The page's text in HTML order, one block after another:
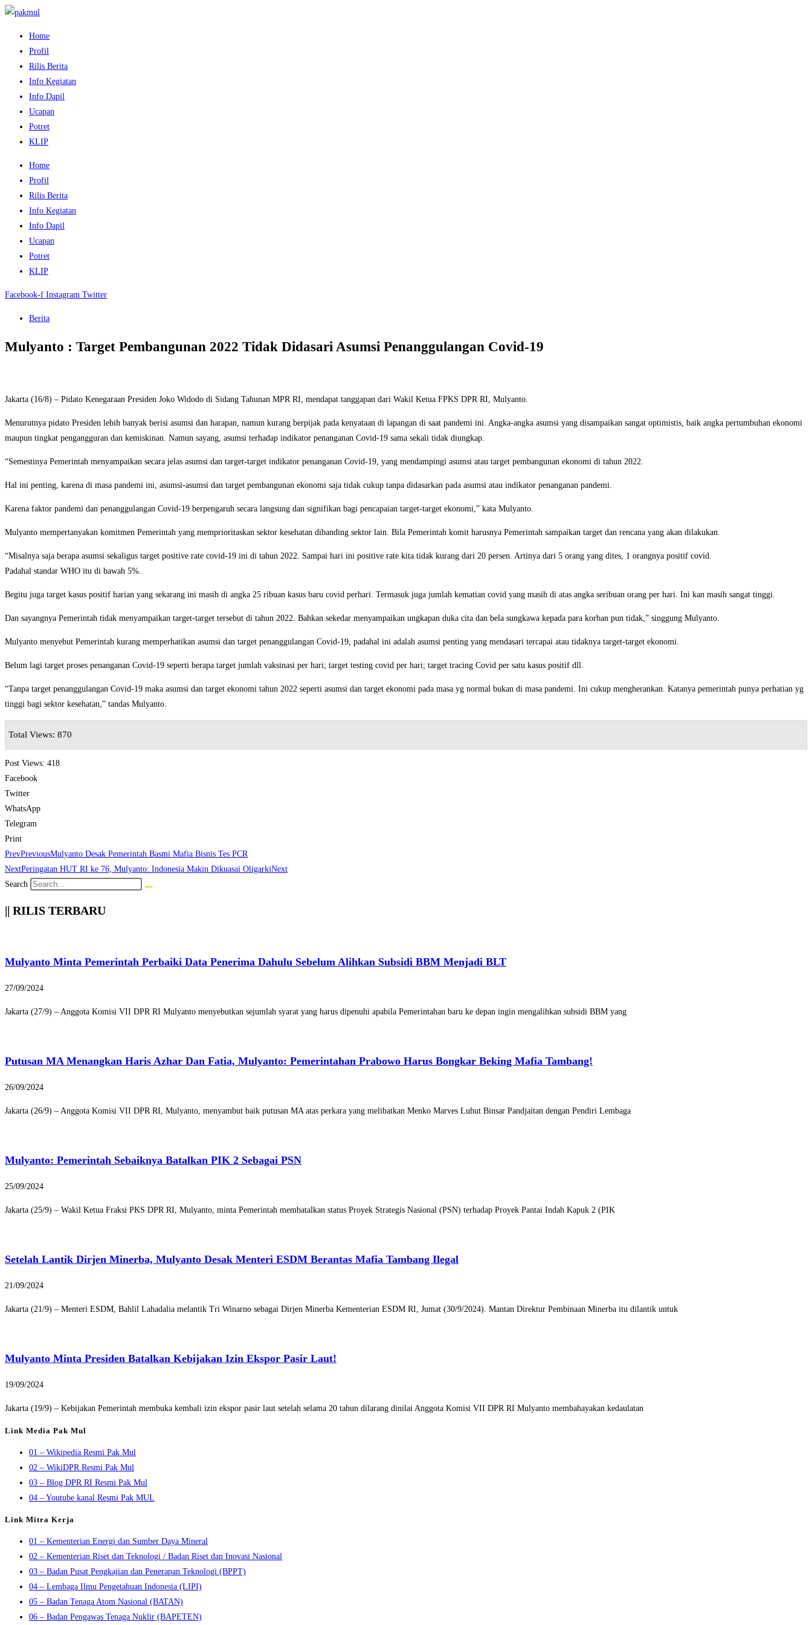
Home
Profil
Rilis Berita
Info Kegiatan
Info Dapil
Ucapan
Potret
KLIP
Home
Profil
Rilis Berita
Info Kegiatan
Info Dapil
Ucapan
Potret
KLIP
Facebook-f Instagram Twitter
Berita
Mulyanto : Target Pembangunan 2022 Tidak Didasari Asumsi Penanggulangan Covid-19
Jakarta (16/8) – Pidato Kenegaraan Presiden Joko Widodo di Sidang Tahunan MPR RI, mendapat tanggapan dari Wakil Ketua FPKS DPR RI, Mulyanto.
Menurutnya pidato Presiden lebih banyak berisi asumsi dan harapan, namun kurang berpijak pada kenyataan di lapangan di saat pandemi ini. Angka-angka asumsi yang disampaikan sangat optimistis, baik angka pertumbuhan ekonomi
maupun tingkat pengangguran dan kemiskinan. Namun sayang, asumsi terhadap indikator penanganan Covid-19 sama sekali tidak diungkap.
“Semestinya Pemerintah menyampaikan secara jelas asumsi dan target-target indikator penanganan Covid-19, yang mendampingi asumsi atau target pembangunan ekonomi di tahun 2022.
Hal ini penting, karena di masa pandemi ini, asumsi-asumsi dan target pembangunan ekonomi saja tidak cukup tanpa didasarkan pada asumsi atau indikator penanganan pandemi.
Karena faktor pandemi dan penanggulangan Covid-19 berpengaruh secara langsung dan signifikan bagi pencapaian target-target ekonomi,” kata Mulyanto.
Mulyanto mempertanyakan komitmen Pemerintah yang memprioritaskan sektor kesehatan dibanding sektor lain. Bila Pemerintah komit harusnya Pemerintah sampaikan target dan rencana yang akan dilakukan.
“Misalnya saja berapa asumsi sekaligus target positive rate covid-19 ini di tahun 2022. Sampai hari ini positive rate kita tidak kurang dari 20 persen. Artinya dari 5 orang yang dites, 1 orangnya positif covid.
Padahal standar WHO itu di bawah 5%.
Begitu juga target kasus positif harian yang sekarang ini masih di angka 25 ribuan kasus baru covid perhari. Termasuk juga jumlah kematian covid yang masih di atas angka seribuan orang per hari. Ini kan masih sangat tinggi.
Dan sayangnya Pemerintah tidak menyampaikan target-target tersebut di tahun 2022. Bahkan sekedar menyampaikan ungkapan duka cita dan bela sungkawa kepada para korban pun tidak,” singgung Mulyanto.
Mulyanto menyebut Pemerintah kurang memperhatikan asumsi dan target penanggulangan Covid-19, padahal ini adalah asumsi penting yang mendasari tercapai atau tidaknya target-target ekonomi.
Belum lagi target proses penanganan Covid-19 seperti berapa target jumlah vaksinasi per hari; target testing covid per hari; target tracing Covid per satu kasus positif dll.
“Tanpa target penanggulangan Covid-19 maka asumsi dan target ekonomi tahun 2022 seperti asumsi dan target ekonomi pada masa yg normal bukan di masa pandemi. Ini cukup mengherankan. Katanya pemerintah punya perhatian yg
tinggi bagi sektor kesehatan,” tandas Mulyanto.
Total Views: 870
Post Views: 418
Facebook
Twitter
WhatsApp
Telegram
Print
PrevPreviousMulyanto Desak Pemerintah Basmi Mafia Bisnis Tes PCR
NextPeringatan HUT RI ke 76, Mulyanto: Indonesia Makin Dikuasai OligarkiNext
Search
|| RILIS TERBARU
Mulyanto Minta Pemerintah Perbaiki Data Penerima Dahulu Sebelum Alihkan Subsidi BBM Menjadi BLT
27/09/2024
Jakarta (27/9) – Anggota Komisi VII DPR RI Mulyanto menyebutkan sejumlah syarat yang harus dipenuhi apabila Pemerintahan baru ke depan ingin mengalihkan subsidi BBM yang
Putusan MA Menangkan Haris Azhar Dan Fatia, Mulyanto: Pemerintahan Prabowo Harus Bongkar Beking Mafia Tambang!
26/09/2024
Jakarta (26/9) – Anggota Komisi VII DPR RI, Mulyanto, menyambut baik putusan MA atas perkara yang melibatkan Menko Marves Luhut Binsar Pandjaitan dengan Pendiri Lembaga
Mulyanto: Pemerintah Sebaiknya Batalkan PIK 2 Sebagai PSN
25/09/2024
Jakarta (25/9) – Wakil Ketua Fraksi PKS DPR RI, Mulyanto, minta Pemerintah membatalkan status Proyek Strategis Nasional (PSN) terhadap Proyek Pantai Indah Kapuk 2 (PIK
Setelah Lantik Dirjen Minerba, Mulyanto Desak Menteri ESDM Berantas Mafia Tambang Ilegal
21/09/2024
Jakarta (21/9) – Menteri ESDM, Bahlil Lahadalia melantik Tri Winarno sebagai Dirjen Minerba Kementerian ESDM RI, Jumat (30/9/2024). Mantan Direktur Pembinaan Minerba itu dilantik untuk
Mulyanto Minta Presiden Batalkan Kebijakan Izin Ekspor Pasir Laut!
19/09/2024
Jakarta (19/9) – Kebijakan Pemerintah membuka kembali izin ekspor pasir laut setelah selama 20 tahun dilarang dinilai Anggota Komisi VII DPR RI Mulyanto membahayakan kedaulatan
Link Media Pak Mul
01 – Wikipedia Resmi Pak Mul
02 – WikiDPR Resmi Pak Mul
03 – Blog DPR RI Resmi Pak Mul
04 – Youtube kanal Resmi Pak MUL
Link Mitra Kerja
01 – Kementerian Energi dan Sumber Daya Mineral
02 – Kementerian Riset dan Teknologi / Badan Riset dan Inovasi Nasional
03 – Badan Pusat Pengkajian dan Penerapan Teknologi (BPPT)
04 – Lembaga Ilmu Pengetahuan Indonesia (LIPI)
05 – Badan Tenaga Atom Nasional (BATAN)
06 – Badan Pengawas Tenaga Nuklir (BAPETEN)